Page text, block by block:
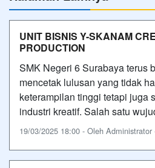
UNIT BISNIS Y-SKANAM
PRODUCTION
SMK Negeri 6 Surabaya terus
mencetak lulusan yang tidak
keterampilan tinggi tetapi juga
industri kreatif. Salah satu
19/03/2025 18:00 - Oleh